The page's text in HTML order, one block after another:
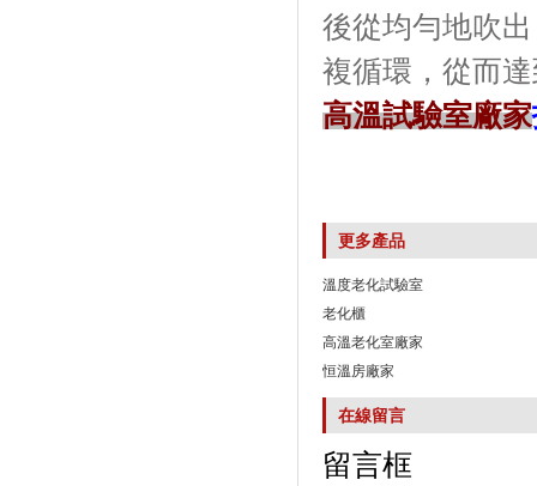
後從均勻地吹出
複循環，從而
高溫試驗室廠家
更多產品
溫度老化試驗室
老化櫃
高溫老化室廠家
恒溫房廠家
在線留言
留言框